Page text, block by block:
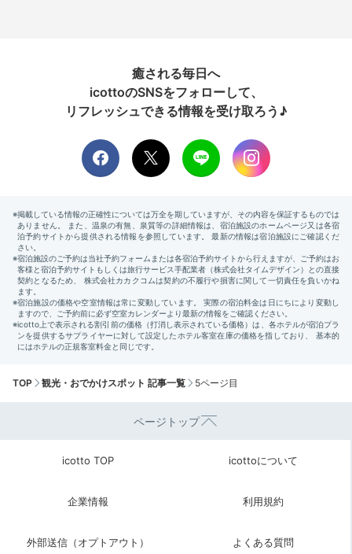
癒される毎日へ
icottoのSNSをフォローして、
リフレッシュできる情報を受け取ろう♪
TOP 観光・おでかけスポット 記事一覧 5ページ目
ページトップ
icotto TOP icottoについて
企業情報 利用規約
外部送信（オプトアウト） よくある質問